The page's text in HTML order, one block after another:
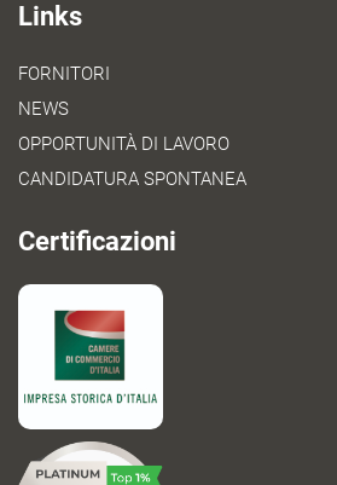
Links
FORNITORI
NEWS
OPPORTUNITÀ DI LAVORO
CANDIDATURA SPONTANEA
Certificazioni